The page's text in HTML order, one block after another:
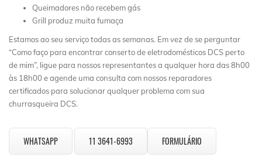
Queimadores não recebem gás
Grill produz muita fumaça
Estamos ao seu serviço todas as semanas. Em vez de se perguntar
“Como faço para encontrar conserto de eletrodomésticos DCS perto
de mim”, ligue para nossos representantes a qualquer hora das 8h00
às 18h00 e agende uma consulta com nossos reparadores
certificados para solucionar qualquer problema com sua
churrasqueira DCS.
WHATSAPP 11 3641-6993 FORMULÁRIO